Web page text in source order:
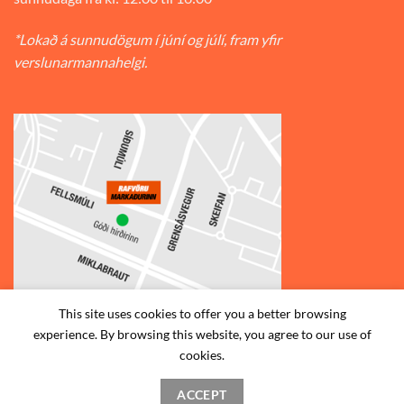
*Lokað á sunnudögum í júní og júlí, fram yfir
verslunarmannahelgi.
© 2026Rafvörumarkaðurinn v/Fellsmúla | Síðumúla 34, 108
Reykjavík | S: 585-2888 |
HAFA SAMBAND
This site uses cookies to offer you a better browsing
experience. By browsing this website, you agree to our use of
cookies.
ACCEPT